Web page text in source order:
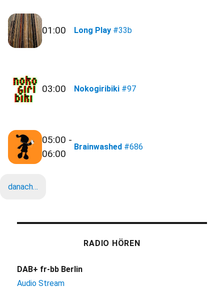
01:00 Long Play #33b
03:00 Nokogiribiki #97
05:00 -
06:00
Brainwashed #686
danach…
RADIO HÖREN
DAB+ fr-bb Berlin
Audio Stream